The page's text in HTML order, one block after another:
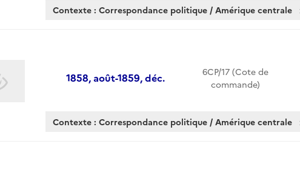
Contexte : Correspondance politique / Amérique centrale
1858, août-1859, déc.
6CP/17 (Cote de
commande)
Contexte : Correspondance politique / Amérique centrale